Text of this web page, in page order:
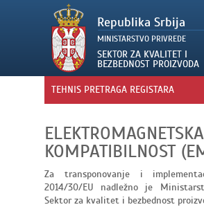
TEHNIS PRETRAGA REGISTARA
ELEKTROMAGNETSKA
KOMPATIBILNOST
Za transponovanje i
2014/30/EU nadležno je
Sektor za kvalitet i bezbednost